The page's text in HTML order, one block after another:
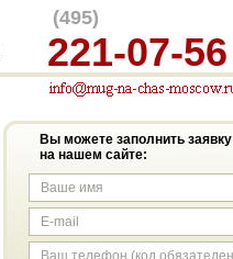
(495)
221-07-56
Вы можете заполнить заявку
на нашем сайте: